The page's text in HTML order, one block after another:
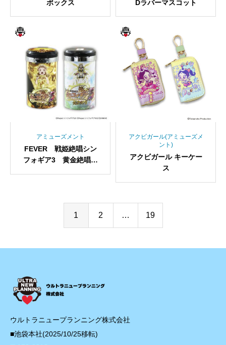
ボックス
Dラバーマスコット
アミューズメント
FEVER 戦姫絶唱シン
フォギア3 黄金絶唱
アクビガール(アミューズメ
ント)
アクビガール キーケー
ス
1 2 … 19
ウルトラニュープランニング株式会社
■池袋本社(2025/10/25移転)